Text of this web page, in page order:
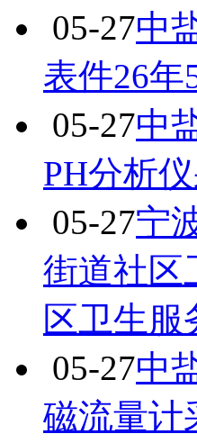
05-27中
表件26年
05-27中
PH分析
05-27宁
街道社区
区卫生
05-27中
磁流量计